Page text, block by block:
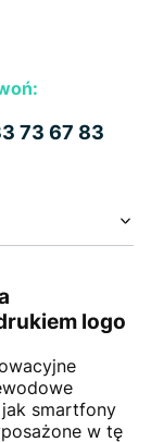
73 67 83
logo
smartfony
w tę